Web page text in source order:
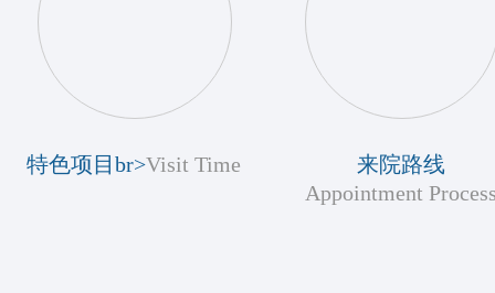
特色项目br>Visit Time
来院路线
Appointment